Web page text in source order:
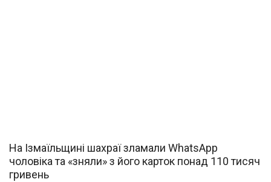
На Ізмаїльщині шахраї зламали WhatsApp
чоловіка та «зняли» з його карток понад 110 тисяч
гривень